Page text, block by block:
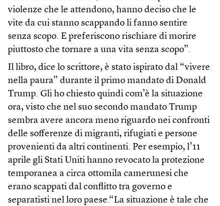
violenze che le attendono, hanno deciso che le
vite da cui stanno scappando li fanno sentire
senza scopo. E preferiscono rischiare di morire
piuttosto che tornare a una vita senza scopo”.
Il libro, dice lo scrittore, è stato ispirato dal “vivere
nella paura” durante il primo mandato di Donald
Trump. Gli ho chiesto quindi com’è la situazione
ora, visto che nel suo secondo mandato Trump
sembra avere ancora meno riguardo nei confronti
delle sofferenze di migranti, rifugiati e persone
provenienti da altri continenti. Per esempio, l’11
aprile gli Stati Uniti hanno revocato la protezione
temporanea a circa ottomila camerunesi che
erano scappati dal conflitto tra governo e
separatisti nel loro paese.“La situazione è tale che